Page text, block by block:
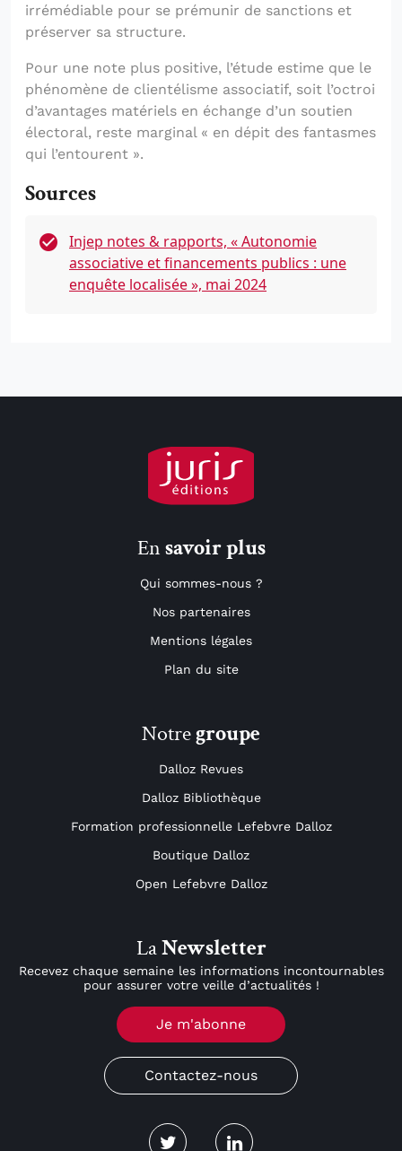
irrémédiable pour se prémunir de sanctions et
préserver sa structure.
Pour une note plus positive, l’étude estime que le
phénomène de clientélisme associatif, soit l’octroi
d’avantages matériels en échange d’un soutien
électoral, reste marginal « en dépit des fantasmes
qui l’entourent ».
Sources
Injep notes & rapports, « Autonomie
associative et financements publics : une
enquête localisée », mai 2024
Ensavoir plus
Qui sommes-nous ?
Nos partenaires
Mentions légales
Plan du site
Notregroupe
Dalloz Revues
Dalloz Bibliothèque
Formation professionnelle Lefebvre Dalloz
Boutique Dalloz
Open Lefebvre Dalloz
LaNewsletter
Recevez chaque semaine les informations incontournables
pour assurer votre veille d’actualités !
Je m'abonne
Contactez-nous